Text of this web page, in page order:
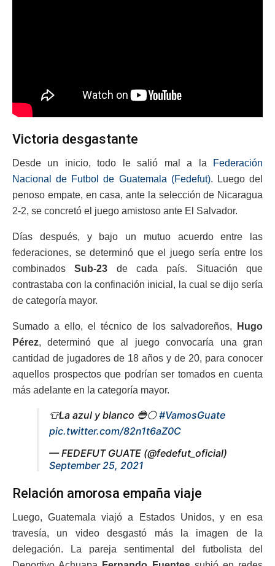
Victoria desgastante
Desde un inicio, todo le salió mal a la
Federación
Nacional de Futbol de Guatemala (Fedefut). Luego del
penoso empate, en casa, ante la selección de Nicaragua
2-2, se concretó el juego amistoso ante El Salvador.
Días después, y bajo un mutuo acuerdo entre las
federaciones, se determinó que el juego sería entre los
combinadosSub-23 de cada país. Situación que
contrastaba con la confinación inicial, la cual se dijo sería
de categoría mayor.
Sumado a ello, el técnico de los salvadoreños, Hugo
Pérez, determinó que al juego convocaría una gran
cantidad de jugadores de 18 años y de 20, para conocer
aquellos prospectos que podrían ser tomados en cuenta
más adelante en la categoría mayor.
👕La azul y blanco 🔵⚪️#VamosGuate
pic.twitter.com/82n1t6aZ0C
— FEDEFUT GUATE (@fedefut_oficial)
September 25, 2021
Relación amorosa empaña viaje
Luego, Guatemala viajó a Estados Unidos, y en esa
travesía, un video desgastó más la imagen de la
delegación. La pareja sentimental del futbolista del